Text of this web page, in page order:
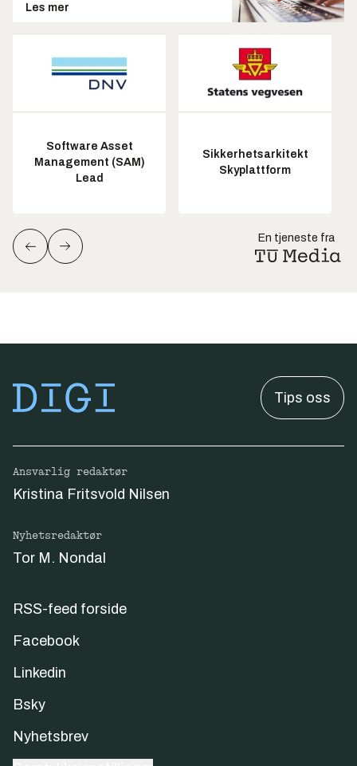
Les mer
Software Asset
Management (SAM)
Lead
Sikkerhetsarkitekt
Skyplattform
En tjeneste fra
Tips oss
Ansvarlig redaktør
Kristina Fritsvold Nilsen
Nyhetsredaktør
Tor M. Nondal
RSS-feed forside
Facebook
Linkedin
Bsky
Nyhetsbrev